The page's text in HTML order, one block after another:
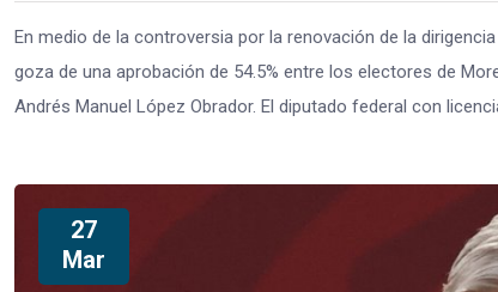
En medio de la controversia por la renovación de la
goza de una aprobación de 54.5% entre los electores de
Andrés Manuel López Obrador. El diputado federal con
27
Mar